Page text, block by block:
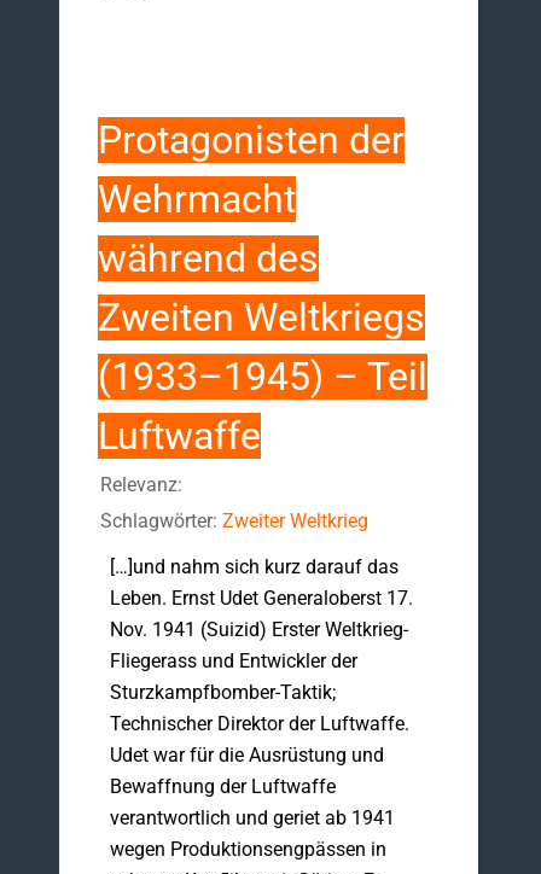
Protagonisten der
Wehrmacht
während des
Zweiten Weltkriegs
(1933–1945) – Teil
Luftwaffe
Relevanz:
Schlagwörter: Zweiter Weltkrieg
[…]und nahm sich kurz darauf das
Leben. Ernst Udet Generaloberst 17.
Nov. 1941 (Suizid) Erster Weltkrieg-
Fliegerass und Entwickler der
Sturzkampfbomber-Taktik;
Technischer Direktor der Luftwaffe.
Udet war für die Ausrüstung und
Bewaffnung der Luftwaffe
verantwortlich und geriet ab 1941
wegen Produktionsengpässen in